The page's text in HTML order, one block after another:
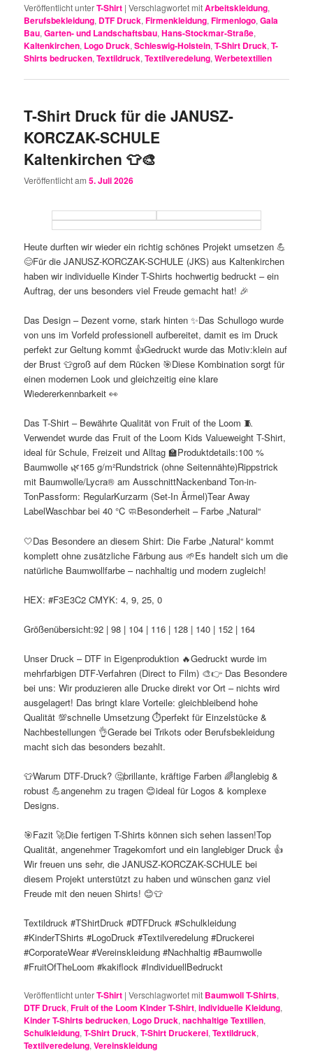
Veröffentlicht unterT-Shirt |Verschlagwortet mitArbeitskleidung,
Berufsbekleidung, DTF Druck,Firmenkleidung,Firmenlogo,Gala
Bau,Garten- und Landschaftsbau,Hans-Stockmar-Straße,
Kaltenkirchen, Logo Druck,Schleswig-Holstein,T-Shirt Druck,T-
Shirts bedrucken,Textildruck,Textilveredelung,Werbetextilien
T-Shirt Druck für die JANUSZ-
KORCZAK-SCHULE
Kaltenkirchen 👕🎨
Veröffentlicht am5. Juli 2026
Heute durften wir wieder ein richtig schönes Projekt umsetzen 💪
😊Für die JANUSZ-KORCZAK-SCHULE (JKS) aus Kaltenkirchen
haben wir individuelle Kinder T-Shirts hochwertig bedruckt – ein
Auftrag, der uns besonders viel Freude gemacht hat! 🎉
Das Design – Dezent vorne, stark hinten ✨Das Schullogo wurde
von uns im Vorfeld professionell aufbereitet, damit es im Druck
perfekt zur Geltung kommt 👍Gedruckt wurde das Motiv:klein auf
der Brust 👕groß auf dem Rücken 🎯Diese Kombination sorgt für
einen modernen Look und gleichzeitig eine klare
Wiedererkennbarkeit 👀
Das T-Shirt – Bewährte Qualität von Fruit of the Loom 🧵
Verwendet wurde das Fruit of the Loom Kids Valueweight T-Shirt,
ideal für Schule, Freizeit und Alltag 🏫Produktdetails:100 %
Baumwolle 🌿165 g/m²Rundstrick (ohne Seitennähte)Rippstrick
mit Baumwolle/Lycra® am AusschnittNackenband Ton-in-
TonPassform: RegularKurzarm (Set-In Ärmel)Tear Away
LabelWaschbar bei 40 °C 🧼Besonderheit – Farbe „Natural“
🤍Das Besondere an diesem Shirt: Die Farbe „Natural“ kommt
komplett ohne zusätzliche Färbung aus 🌱Es handelt sich um die
natürliche Baumwollfarbe – nachhaltig und modern zugleich!
HEX: #F3E3C2 CMYK: 4, 9, 25, 0
Größenübersicht:92 | 98 | 104 | 116 | 128 | 140 | 152 | 164
Unser Druck – DTF in Eigenproduktion 🔥Gedruckt wurde im
mehrfarbigen DTF-Verfahren (Direct to Film) 🎨👉 Das Besondere
bei uns: Wir produzieren alle Drucke direkt vor Ort – nichts wird
ausgelagert! Das bringt klare Vorteile: gleichbleibend hohe
Qualität 💯schnelle Umsetzung ⏱️perfekt für Einzelstücke &
Nachbestellungen 👌Gerade bei Trikots oder Berufsbekleidung
macht sich das besonders bezahlt.
👕Warum DTF-Druck? 🤔brillante, kräftige Farben 🌈langlebig &
robust 💪angenehm zu tragen 😊ideal für Logos & komplexe
Designs.
🎯Fazit 🚀Die fertigen T-Shirts können sich sehen lassen!Top
Qualität, angenehmer Tragekomfort und ein langlebiger Druck 👍
Wir freuen uns sehr, die JANUSZ-KORCZAK-SCHULE bei
diesem Projekt unterstützt zu haben und wünschen ganz viel
Freude mit den neuen Shirts! 😊👕
Textildruck #TShirtDruck #DTFDruck #Schulkleidung
#KinderTShirts #LogoDruck #Textilveredelung #Druckerei
#CorporateWear #Vereinskleidung #Nachhaltig #Baumwolle
#FruitOfTheLoom #kakiflock #IndividuellBedruckt
Veröffentlicht unterT-Shirt |Verschlagwortet mit Baumwoll T-Shirts,
DTF Druck,Fruit of the Loom Kinder T-Shirt,individuelle Kleidung,
Kinder T-Shirts bedrucken, Logo Druck,nachhaltige Textilien,
Schulkleidung,T-Shirt Druck,T-Shirt Druckerei,Textildruck,
Textilveredelung,Vereinskleidung